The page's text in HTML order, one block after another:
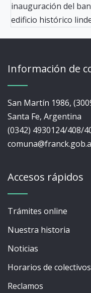
inauguración del
edificio histórico
Información de
San Martín 1986,
Santa Fe, Argentina
(0342) 4930124/408/
Accesos rápidos
Trámites online
Nuestra historia
Noticias
Horarios de colectivos
Reclamos